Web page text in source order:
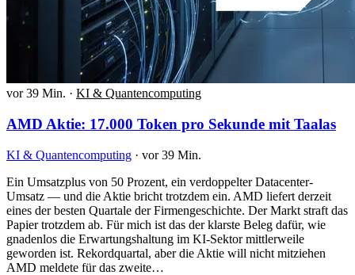
vor 39 Min. · KI & Quantencomputing
AMD Aktie: 17.000 Token pro Sekunde mit Taalas
KI & Quantencomputing · vor 39 Min.
Ein Umsatzplus von 50 Prozent, ein verdoppelter Datacenter-
Umsatz — und die Aktie bricht trotzdem ein. AMD liefert derzeit
eines der besten Quartale der Firmengeschichte. Der Markt straft das
Papier trotzdem ab. Für mich ist das der klarste Beleg dafür, wie
gnadenlos die Erwartungshaltung im KI-Sektor mittlerweile
geworden ist. Rekordquartal, aber die Aktie will nicht mitziehen
AMD meldete für das zweite…